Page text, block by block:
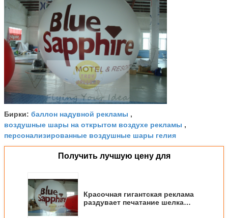
Бирки: баллон надувной рекламы ,
воздушные шары на открытом воздухе рекламы ,
персонализированные воздушные шары гелия
Получить лучшую цену для
Красочная гигантская реклама
раздувает печатание шелка